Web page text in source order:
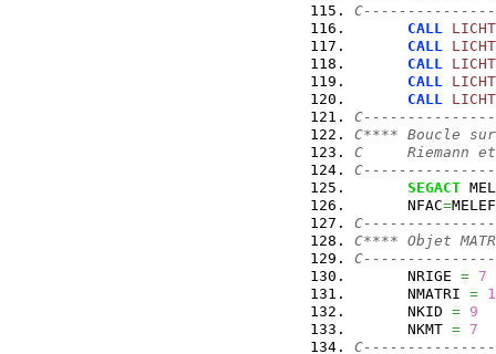
CALL
LICHT
CALL
LICHT
CALL
LICHT
CALL
LICHT
CALL
LICHT
C**** Boucle
C     Riemann
SEGACT
      NFAC
=
C**** Objet
      NRIGE
= 7
      NMATRI
= 1
      NKID
= 9
      NKMT
= 7